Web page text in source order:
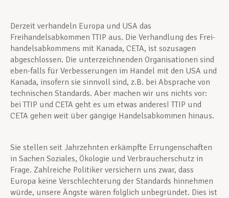
Berufliche Weiterentwicklung
Mitglied werden
Derzeit verhandeln Europa und USA das
Freihandelsabkommen TTIP aus. Die Verhandlung des Frei-
handelsabkommens mit Kanada, CETA, ist sozusagen
abgeschlossen. Die unterzeichnenden Organisationen sind
eben-falls für Verbesserungen im Handel mit den USA und
Kanada, insofern sie sinnvoll sind, z.B. bei Absprache von
technischen Standards. Aber machen wir uns nichts vor:
bei TTIP und CETA geht es um etwas anderes! TTIP und
CETA gehen weit über gängige Handelsabkommen hinaus.
Sie stellen seit Jahrzehnten erkämpfte Errungenschaften
in Sachen Soziales, Ökologie und Verbraucherschutz in
Frage. Zahlreiche Politiker versichern uns zwar, dass
Europa keine Verschlechterung der Standards hinnehmen
würde, unsere Ängste wären folglich unbegründet. Dies ist